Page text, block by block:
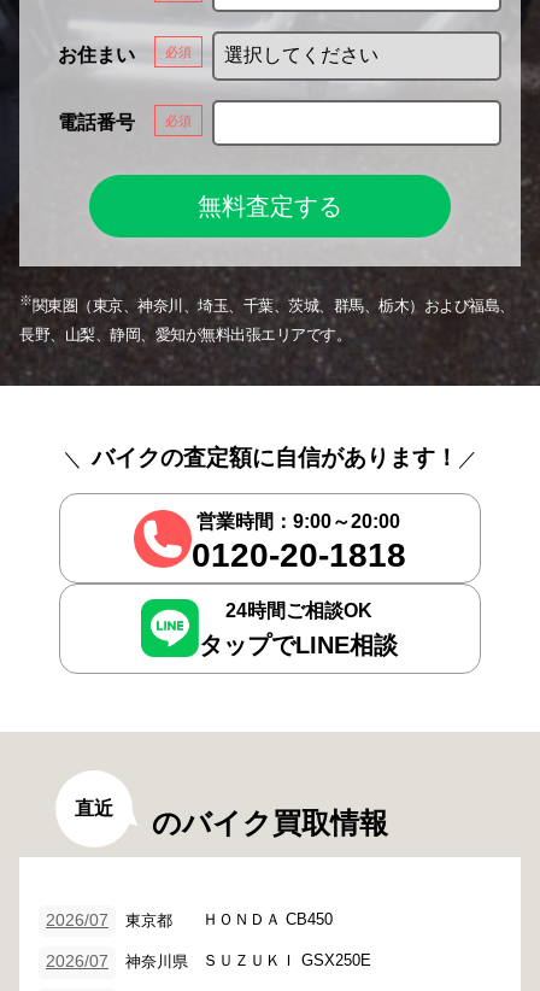
お住まい
電話番号
無料査定する
※関東圏 （東京、神奈川、埼玉、千葉、茨城、群馬、栃木） および福島、
長野、山梨、静岡、愛知が無料出張エリアです。
バイクの査定額に自信があります！
営業時間：9:00～20:00
0120-20-1818
24時間ご相談OK
タップでLINE相談
直近 のバイク買取情報
2026/07 東京都 ＨＯＮＤＡ CB450
2026/07 神奈川県 ＳＵＺＵＫＩ GSX250E